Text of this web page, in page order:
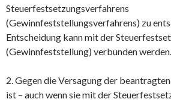
Steuerfestsetzungsverfahrens
(Gewinnfeststellungsverfahrens) zu
Entscheidung kann mit der
(Gewinnfeststellung) verbunden werden.
2. Gegen die Versagung der
ist – auch wenn sie mit der